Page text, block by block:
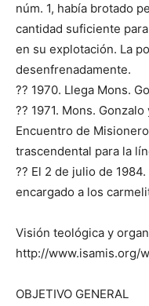
núm. 1, había brotado
cantidad suficiente
en su explotación. La
desenfrenadamente.
?? 1970. Llega Mons.
?? 1971. Mons.
Encuentro de
trascendental para la
?? El 2 de julio de
encargado a los
Visión teológica y
http://www.isamis.org/
OBJETIVO GENERAL